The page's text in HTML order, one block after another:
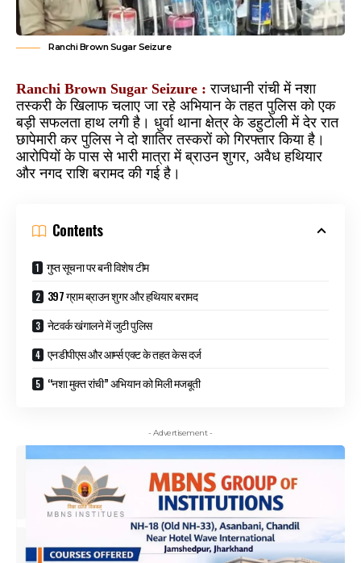
Ranchi Brown Sugar Seizure
Ranchi Brown Sugar Seizure : राजधानी रांची में नशा
तस्करी के खिलाफ चलाए जा रहे अभियान के तहत पुलिस को एक
बड़ी सफलता हाथ लगी है। धुर्वा थाना क्षेत्र के डहुटोली में देर रात
छापेमारी कर पुलिस ने दो शातिर तस्करों को गिरफ्तार किया है।
आरोपियों के पास से भारी मात्रा में ब्राउन शुगर, अवैध हथियार
और नगद राशि बरामद की गई है।
Contents
गुप्त सूचना पर बनी विशेष टीम
397 ग्राम ब्राउन शुगर और हथियार बरामद
नेटवर्क खंगालने में जुटी पुलिस
एनडीपीएस और आर्म्स एक्ट के तहत केस दर्ज
“नशा मुक्त रांची” अभियान को मिली मजबूती
- Advertisement -